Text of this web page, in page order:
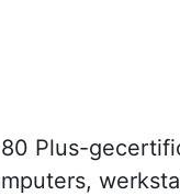
Plus-